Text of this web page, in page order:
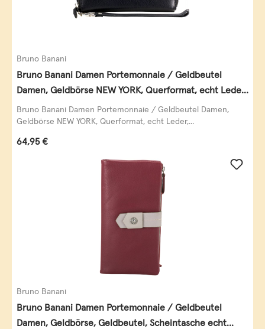
Bruno Banani
Bruno Banani Damen Portemonnaie / Geldbeutel
Damen, Geldbörse NEW YORK, Querformat, echt Leder,
schwarz
Bruno Banani Damen Portemonnaie / Geldbeutel Damen,
Geldbörse NEW YORK, Querformat, echt Leder,...
Regulärer Preis:
64,95 €
Bruno Banani
Bruno Banani Damen Portemonnaie / Geldbeutel
Damen, Geldbörse, Geldbeutel, Scheintasche echt